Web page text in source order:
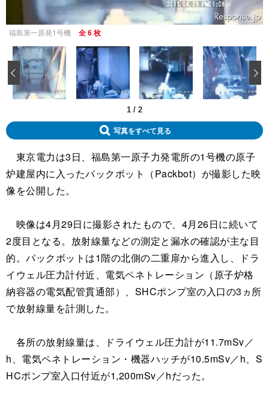
福島第一原発1号機 全 6 枚
1 / 2
‹
写真をすべて見る
東京電力は3日、福島第一原子力発電所の1号機の原子
炉建屋内に入ったパックボット（Packbot）が撮影した映
像を公開した。
映像は4月29日に撮影されたもので、4月26日に続いて
2度目となる。放射線量などの測定と漏水の確認が主な目
的。パックボットは1階の北側の二重扉から進入し、ドラ
イウェル圧力計付近、電気ペネトレーション（原子炉格
納容器の電気配管貫通部）、SHCポンプ室の入口の3ヵ所
で放射線量を計測した。
各所の放射線量は、ドライウェル圧力計が11.7mSv／
h、電気ペネトレーション・機器ハッチが10.5mSv／h、S
HCポンプ室入口付近が1,200mSv／hだった。